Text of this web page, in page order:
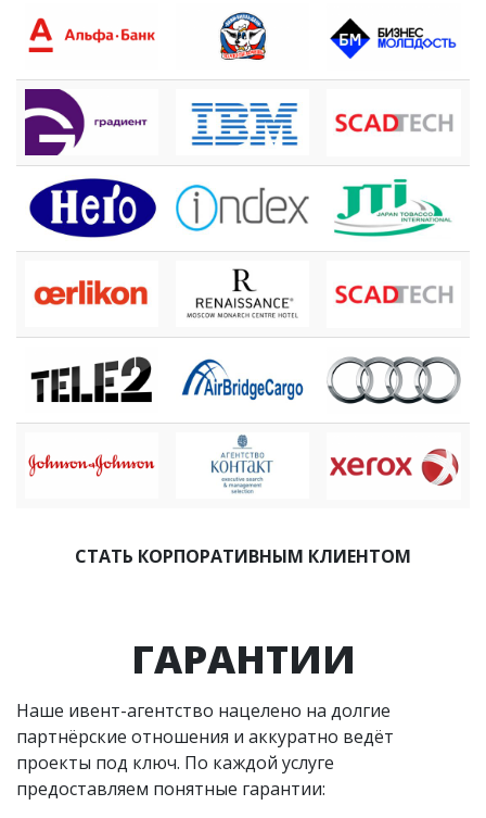
СТАТЬ КОРПОРАТИВНЫМ КЛИЕНТОМ
ГАРАНТИИ
Наше ивент-агентство нацелено на долгие
партнёрские отношения и аккуратно ведёт
проекты под ключ. По каждой услуге
предоставляем понятные гарантии: